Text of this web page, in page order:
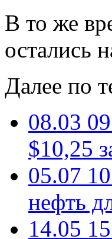
В то же
остались
Далее по
08.03
$10,25
05.07
нефть
14.05